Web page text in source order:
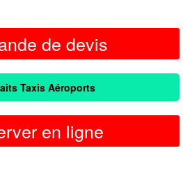
de devis
Taxis Aéroports
en ligne